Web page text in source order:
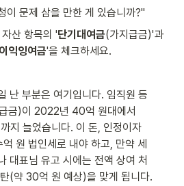
이 문제 삼을 만한 게 있습니까?"
자산 항목의 '단기대여금(가지급금)'과
익잉여금'을 체크하세요.
난 부분은 여기입니다. 임직원 등
금)이 2022년 40억 원대에서
지 늘었습니다. 이 돈, 인정이자
원 법인세로 내야 하고, 만약 세
대표님 유고 시에는 전액 상여 처
(약 30억 원 예상)을 맞게 됩니다.